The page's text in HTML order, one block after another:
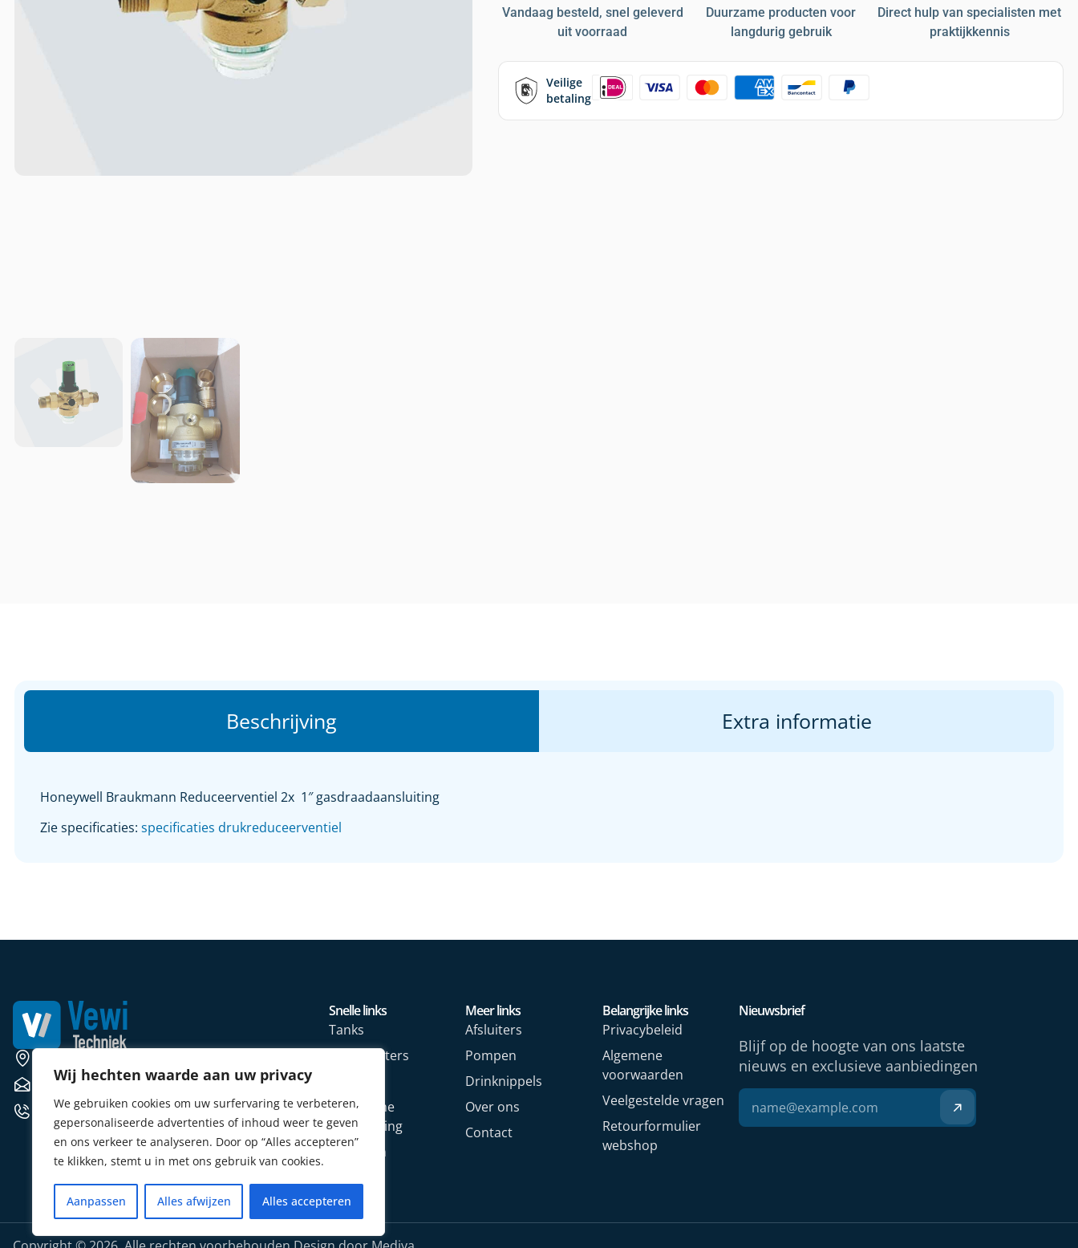
Wij hechten waarde aan uw privacy
We gebruiken cookies om uw surfervaring te verbeteren,
gepersonaliseerde advertenties of inhoud weer te geven
en ons verkeer te analyseren. Door op “Alles accepteren”
te klikken, stemt u in met ons gebruik van cookies.
Aanpassen Alles afwijzen Alles accepteren
Vandaag besteld, snel geleverd
uit voorraad
Duurzame producten voor
langdurig gebruik
Direct hulp van specialisten met
praktijkkennis
Veilige
betaling
Beschrijving Extra informatie
Honeywell Braukmann Reduceerventiel 2x 1″ gasdraadaansluiting
Zie specificaties: specificaties drukreduceerventiel
verkoop@vewitechniek.nl
+31 (0) 412 764102
Snelle links
Tanks
Watermeters
Elektrische
Verwarming
Sensoren
Meer links
Afsluiters
Pompen
Drinknippels
Over ons
Contact
Belangrijke links
Privacybeleid
Algemene
voorwaarden
Veelgestelde vragen
Retourformulier
webshop
Nieuwsbrief
Blijf op de hoogte van ons laatste
nieuws en exclusieve aanbiedingen